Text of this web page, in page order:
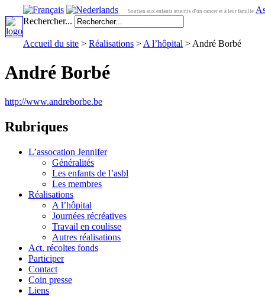
Soutien aux enfants atteints d'un cancer et à leur famille
Rechercher...
Accueil du site > Réalisations > A l’hôpital > André Borbé
André Borbé
http://www.andreborbe.be
Rubriques
L’assocation Jennifer
Généralités
Les enfants de l’asbl
Les membres
Réalisations
A l’hôpital
Journées récréatives
Travail en coulisse
Autres réalisations
Act. récoltes fonds
Participer
Contact
Coin presse
Liens